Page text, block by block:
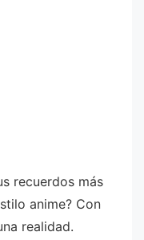
recuerdos más
anime? Con
realidad.